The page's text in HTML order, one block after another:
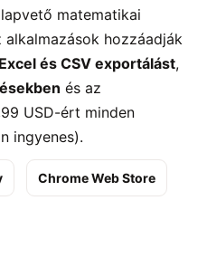
matematikai
hozzáadják
Excel és CSV exportálást,
és az
USD-ért minden
ingyenes).
Chrome Web Store